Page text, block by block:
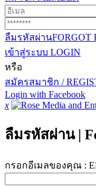
ลืมรหัสผ่านFORGOT
เข้าสู่ระบบ LOGIN
หรือ
สมัครสมาชิก /
Login with Facebook
x
ลืมรหัสผ่าน |
กรอกอีเมลของคุณ :